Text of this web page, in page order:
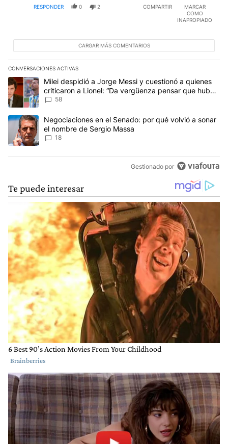
RESPONDER 0 2 COMPARTIR
MARCAR
COMO
INAPROPIADO
CARGAR MÁS COMENTARIOS
CONVERSACIONES ACTIVAS
Este listado muestra los artículos con más comentarios en los
Un artículo de tendencia con el título "Milei despidió a Jorge
Milei despidió a Jorge Messi y cuestionó a quienes
criticaron a Lionel: “Da vergüenza pensar que hubo
anti-Messi”
58
Un artículo de tendencia con el título "Negociaciones en el
Negociaciones en el Senado: por qué volvió a sonar
el nombre de Sergio Massa
18
Gestionado por